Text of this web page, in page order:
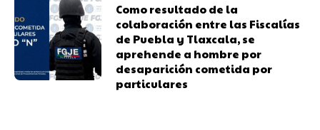
Como resultado de la
colaboración entre las Fiscalías
de Puebla y Tlaxcala, se
aprehende a hombre por
desaparición cometida por
particulares